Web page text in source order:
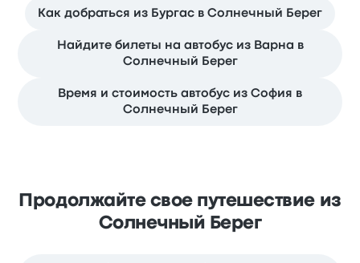
Как добраться из Бургас в Солнечный Берег
Найдите билеты на автобус из Варна в
Солнечный Берег
Время и стоимость автобус из София в
Солнечный Берег
Продолжайте свое путешествие из
Солнечный Берег